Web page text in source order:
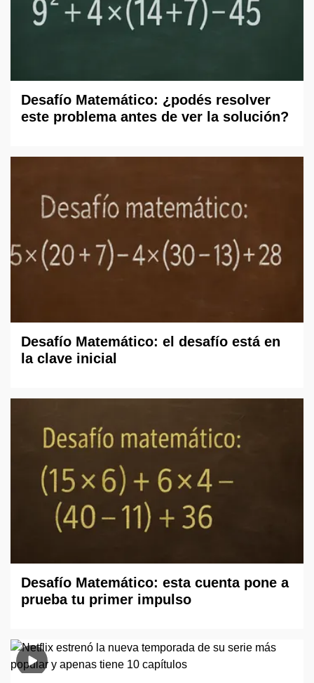
Desafío Matemático: ¿podés resolver
este problema antes de ver la solución?
Desafío Matemático: el desafío está en
la clave inicial
Desafío Matemático: esta cuenta pone a
prueba tu primer impulso